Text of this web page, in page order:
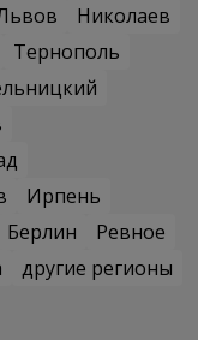
Николаев
Тернополь
Ирпень
Берлин
Ревное
другие регионы